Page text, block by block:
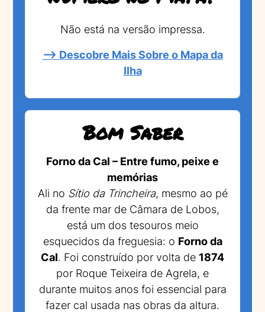
Não está na versão impressa.
--> Descobre Mais Sobre o Mapa da
Ilha
Bom Saber
Forno da Cal – Entre fumo, peixe e
memórias
Ali no Sítio da Trincheira, mesmo ao pé
da frente mar de Câmara de Lobos,
está um dos tesouros meio
esquecidos da freguesia: o Forno da
Cal. Foi construído por volta de 1874
por Roque Teixeira de Agrela, e
durante muitos anos foi essencial para
fazer cal usada nas obras da altura.